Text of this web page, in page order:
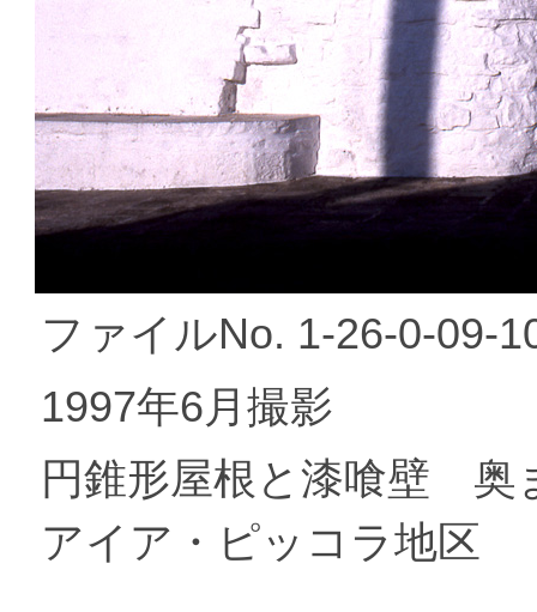
ファイルNo. 1-26-0-09-
1997年6月撮影
円錐形屋根と漆喰壁
アイア・ピッコラ地区